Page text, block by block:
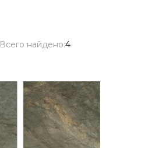
Всего найдено:4